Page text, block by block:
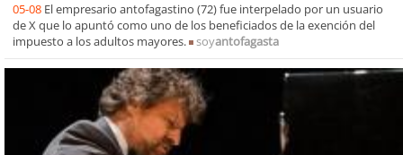
05-08 El empresario antofagastino (72) fue interpelado por un usuario
de X que lo apuntó como uno de los beneficiados de la exención del
impuesto a los adultos mayores.
soyantofagasta